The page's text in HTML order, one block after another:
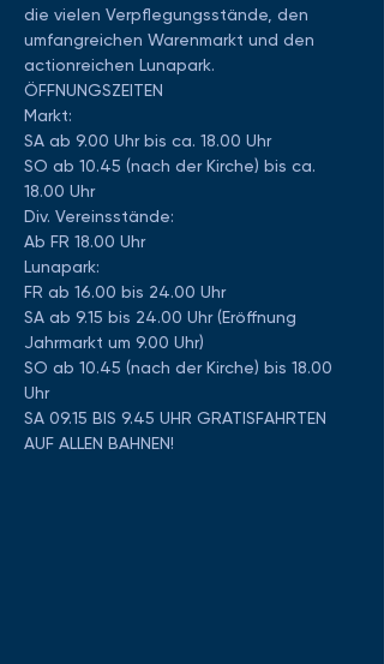
die vielen Verpflegungsstände, den
umfangreichen Warenmarkt und den
actionreichen Lunapark.
ÖFFNUNGSZEITEN
Markt:
SA ab 9.00 Uhr bis ca. 18.00 Uhr
SO ab 10.45 (nach der Kirche) bis ca.
18.00 Uhr
Div. Vereinsstände:
Ab FR 18.00 Uhr
Lunapark:
FR ab 16.00 bis 24.00 Uhr
SA ab 9.15 bis 24.00 Uhr (Eröffnung
Jahrmarkt um 9.00 Uhr)
SO ab 10.45 (nach der Kirche) bis 18.00
Uhr
SA 09.15 BIS 9.45 UHR GRATISFAHRTEN
AUF ALLEN BAHNEN!